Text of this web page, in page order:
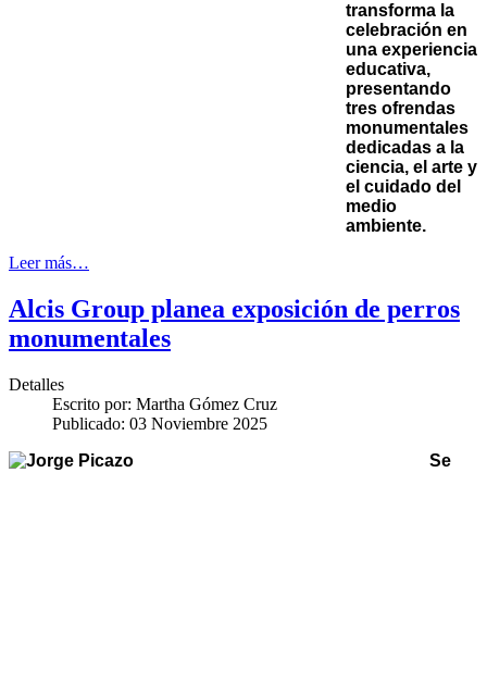
transforma la
celebración en
una experiencia
educativa,
presentando
tres ofrendas
monumentales
dedicadas a la
ciencia, el arte y
el cuidado del
medio
ambiente.
Leer más…
Alcis Group planea exposición de perros
monumentales
Detalles
Escrito por: Martha Gómez Cruz
Publicado: 03 Noviembre 2025
Se